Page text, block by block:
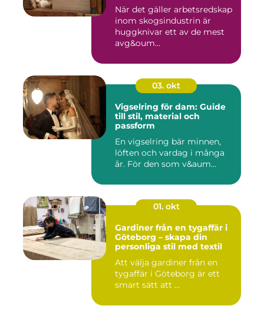
När det gäller arbetsredskap
inom skogsindustrin är
huggknivar ett av de mest
avg&oum...
03. okt
Vigselring för dam: Guide
till stil, material och
passform
En vigselring bär minnen,
löften och vardag i många
år. För den som v&aum...
01. okt
Gardiner från en tygaffär i
Göteborg – skapa din
personliga stil med textil
Att välja gardiner från en
tygaffär i Göteborg är ett
smart sätt att ...